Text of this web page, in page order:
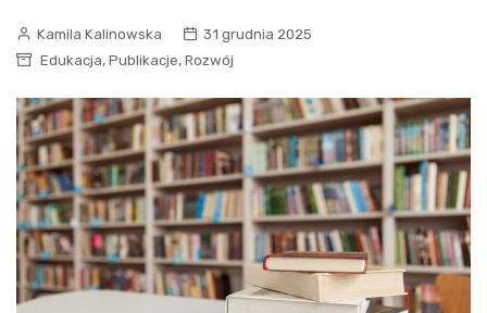
Kamila Kalinowska
31 grudnia 2025
Edukacja, Publikacje, Rozwój